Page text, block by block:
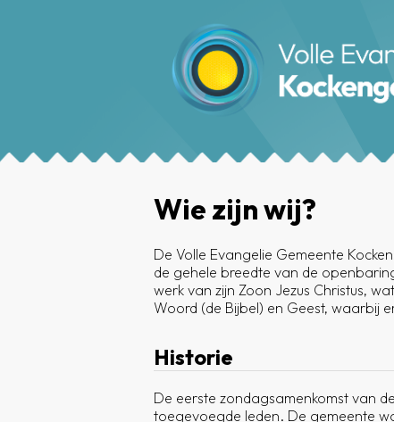
Wie zijn wij?
De Volle Evangelie Gemeente
de gehele breedte van de
werk van zijn Zoon Jezus Christus,
Woord (de Bijbel) en Geest, waarbij
Historie
De eerste zondagsamenkomst van
toegevoegde leden. De gemeente